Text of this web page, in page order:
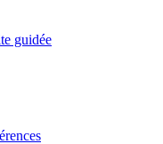
guidée